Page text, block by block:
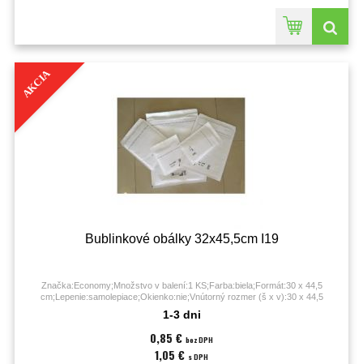
AKCIA
Bublinkové obálky 32x45,5cm I19
Značka:Economy;Množstvo v balení:1 KS;Farba:biela;Formát:30 x 44,5
cm;Lepenie:samolepiace;Okienko:nie;Vnútorný rozmer (š x v):30 x 44,5
1-3 dni
0,85 € bez DPH
1,05 € s DPH